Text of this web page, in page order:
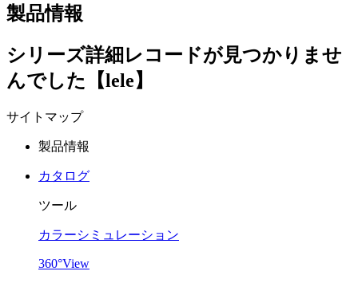
製品情報
シリーズ詳細レコードが見つかりませ
んでした【lele】
サイトマップ
製品情報
カタログ
ツール
カラーシミュレーション
360°View